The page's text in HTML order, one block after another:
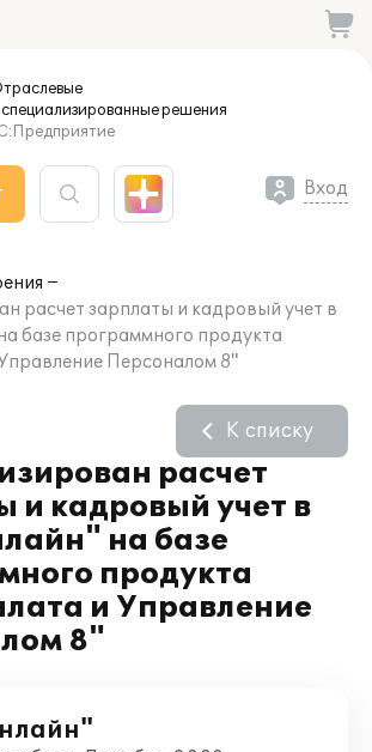
решения
Вход
расчет зарплаты и кадровый учет в
базе программного продукта
Персоналом 8"
расчет
и кадровый учет в
на базе
продукта
и Управление
8"
К списку